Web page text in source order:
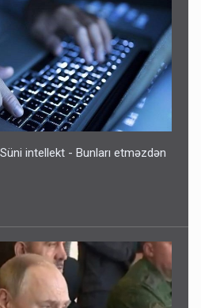
Süni intellekt - Bunları etməzdən